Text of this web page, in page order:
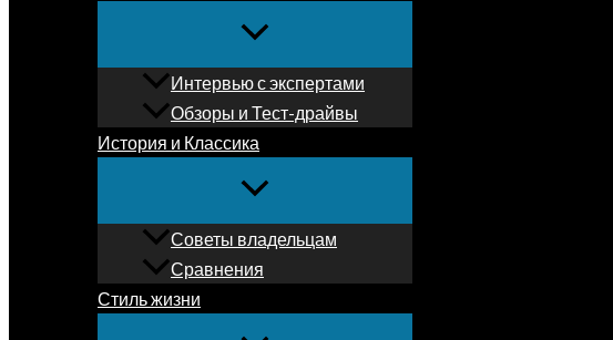
Интервью с экспертами
Обзоры и Тест-драйвы
История и Классика
Советы владельцам
Сравнения
Стиль жизни